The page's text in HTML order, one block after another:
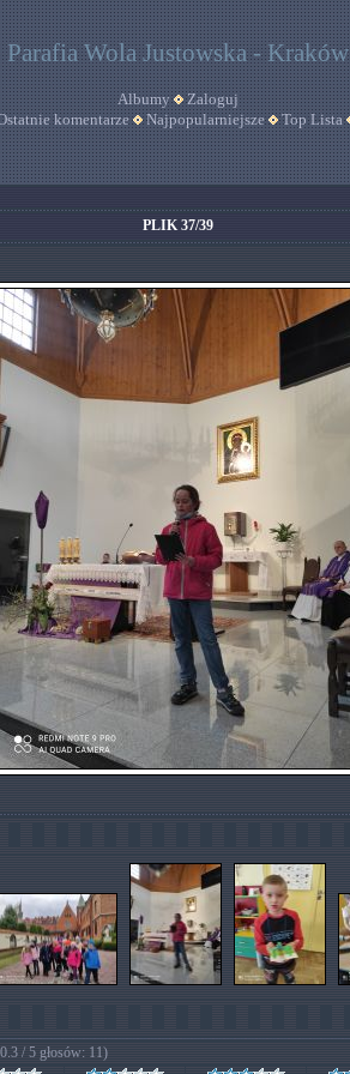
Parafia Wola Justowska - Kraków
Albumy
Zaloguj
komentarze Najpopularniejsze Top Lista
PLIK 37/39
/ 5 głosów: 11)